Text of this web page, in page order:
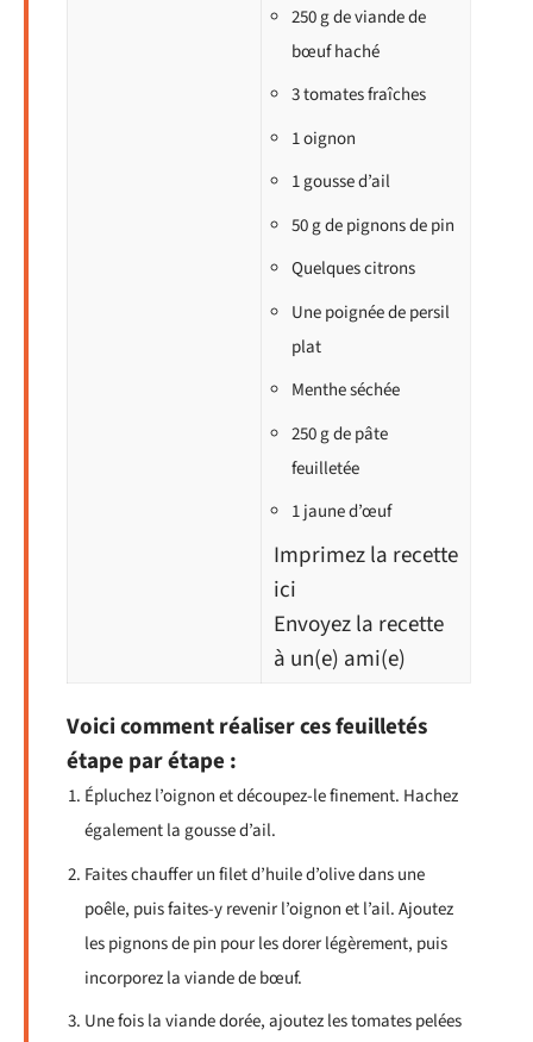
250 g de viande de
bœuf haché
3 tomates fraîches
1 oignon
1 gousse d’ail
50 g de pignons de pin
Quelques citrons
Une poignée de persil
plat
Menthe séchée
250 g de pâte
feuilletée
1 jaune d’œuf
Imprimez la recette
ici
Envoyez la recette
à un(e) ami(e)
Voici comment réaliser ces feuilletés
étape par étape :
Épluchez l’oignon et découpez-le finement. Hachez
également la gousse d’ail.
Faites chauffer un filet d’huile d’olive dans une
poêle, puis faites-y revenir l’oignon et l’ail. Ajoutez
les pignons de pin pour les dorer légèrement, puis
incorporez la viande de bœuf.
Une fois la viande dorée, ajoutez les tomates pelées